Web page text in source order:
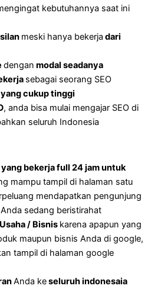
kebutuhannya saat ini
meski hanya bekerja dari
dengan modal seadanya
sebagai seorang SEO
cukup tinggi
, anda bisa mulai mengajar SEO di
seluruh Indonesia
bekerja full 24 jam untuk
mampu tampil di halaman satu
mendapatkan pengunjung
sedang beristirahat
/ Bisnis karena apapun yang
maupun bisnis Anda di google,
tampil di halaman google
Anda keseluruh indonesaia